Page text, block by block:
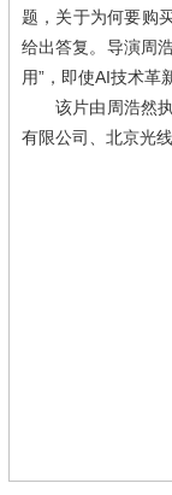
题，关于为何要购
给出答复。导演周
用”，即使AI技术革
该片由周浩然
有限公司、北京光